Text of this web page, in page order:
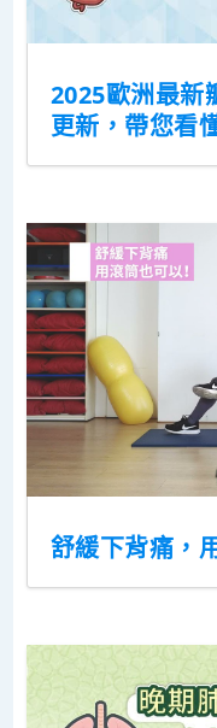
2025歐洲最新
更新，帶您看
舒緩下背痛，